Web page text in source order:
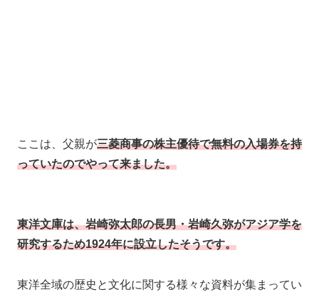
ここは、父親が三菱商事の株主優待で無料の入場券を持
っていたのでやって来ました。
東洋文庫は、岩崎弥太郎の長男・岩崎久弥がアジア学を
研究するため1924年に設立したそうです。
東洋全域の歴史と文化に関する様々な資料が集まってい